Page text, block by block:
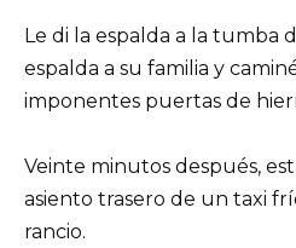
Le di la espalda a la tumba
espalda a su familia y
imponentes puertas de
Veinte minutos después,
asiento trasero de un taxi
rancio.